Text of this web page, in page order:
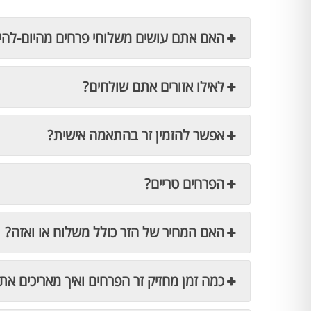
האם אתם עושים משלוחי פרחים מהיום-
לאילו אזורים אתם שולחים?
אפשר להזמין זר בהתאמה אישית?
הפרחים טריים?
האם המחיר של הזר כולל משלוח או ואזה?
כמה זמן מחזיק זר הפרחים ואיך מאריכים את